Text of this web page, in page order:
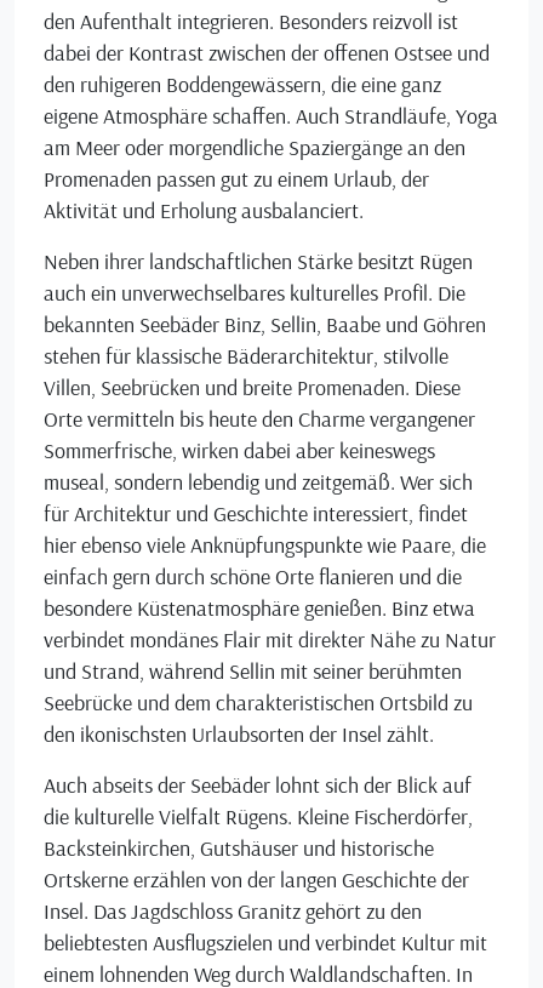
den Aufenthalt integrieren. Besonders reizvoll ist
dabei der Kontrast zwischen der offenen Ostsee und
den ruhigeren Boddengewässern, die eine ganz
eigene Atmosphäre schaffen. Auch Strandläufe, Yoga
am Meer oder morgendliche Spaziergänge an den
Promenaden passen gut zu einem Urlaub, der
Aktivität und Erholung ausbalanciert.
Neben ihrer landschaftlichen Stärke besitzt Rügen
auch ein unverwechselbares kulturelles Profil. Die
bekannten Seebäder Binz, Sellin, Baabe und Göhren
stehen für klassische Bäderarchitektur, stilvolle
Villen, Seebrücken und breite Promenaden. Diese
Orte vermitteln bis heute den Charme vergangener
Sommerfrische, wirken dabei aber keineswegs
museal, sondern lebendig und zeitgemäß. Wer sich
für Architektur und Geschichte interessiert, findet
hier ebenso viele Anknüpfungspunkte wie Paare, die
einfach gern durch schöne Orte flanieren und die
besondere Küstenatmosphäre genießen. Binz etwa
verbindet mondänes Flair mit direkter Nähe zu Natur
und Strand, während Sellin mit seiner berühmten
Seebrücke und dem charakteristischen Ortsbild zu
den ikonischsten Urlaubsorten der Insel zählt.
Auch abseits der Seebäder lohnt sich der Blick auf
die kulturelle Vielfalt Rügens. Kleine Fischerdörfer,
Backsteinkirchen, Gutshäuser und historische
Ortskerne erzählen von der langen Geschichte der
Insel. Das Jagdschloss Granitz gehört zu den
beliebtesten Ausflugszielen und verbindet Kultur mit
einem lohnenden Weg durch Waldlandschaften. In